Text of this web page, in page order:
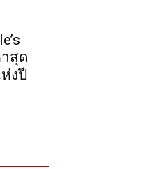
สุด
งปี